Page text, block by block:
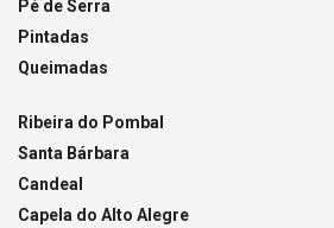
Pé de Serra
Pintadas
Queimadas
Ribeira do Pombal
Santa Bárbara
Candeal
Capela do Alto Alegre